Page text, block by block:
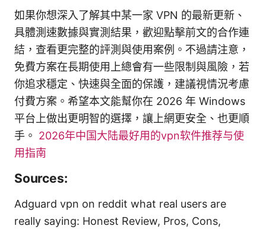
如果你想深入了解其中某一家 VPN 的最新更新、
具體測速數據與實測結果，歡迎點擊前文的合作連
結，查看更完整的評測與使用案例。不過請注意，
免費方案在長期使用上總會有一些限制與風險，若
你追求穩定、快速與全面的保護，建議視情況考慮
付費方案。希望本文能幫你在 2026 年 Windows
平台上做出更明智的選擇，讓上網更安全、也更順
手。 2026年中国大陆最好用的vpn软件推荐与使
用指南
Sources:
Adguard vpn on reddit what real users are
really saying: Honest Review, Pros, Cons,